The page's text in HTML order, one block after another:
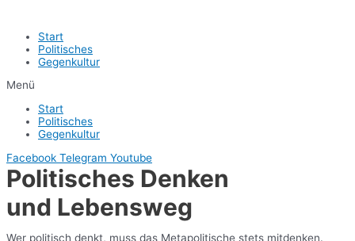
Start
Politisches
Gegenkultur
Menü
Start
Politisches
Gegenkultur
Facebook Telegram Youtube
Politisches Denken
und Lebensweg
Wer politisch denkt, muss das Metapolitische stets mitdenken.